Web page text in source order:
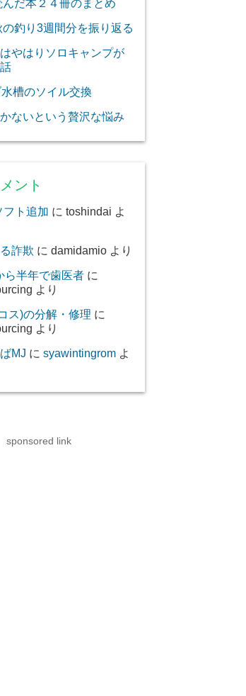
だ本２４冊のまとめ
釣り3週間分を振り返る
やはりソロキャンプが
槽のソイル交換
ないという贅沢な悩み
ント
フト追加 に toshindai よ
詐欺 に damidamio より
ら半年で歯医者 に
より
ス)の分解・修理 に
より
MJ に syawintingrom よ
sponsored link